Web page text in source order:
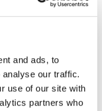
and ads, to
our traffic.
use of our site with
partners who